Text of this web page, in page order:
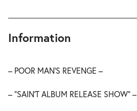
Information
– POOR MAN’S REVENGE –
– “SAIN’T ALBUM RELEASE SHOW“ –